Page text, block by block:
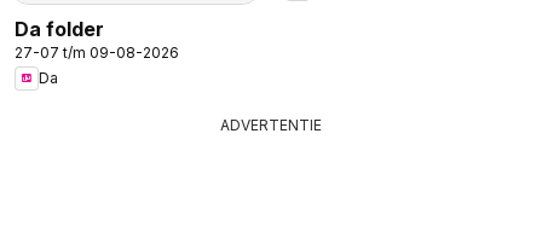
Da folder
27-07 t/m 09-08-2026
Da
ADVERTENTIE